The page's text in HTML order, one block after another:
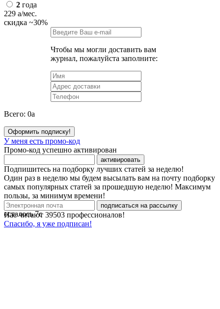
2 года
229 a/мес.
скидка ~30%
Чтобы мы могли доставить вам
журнал, пожалуйста заполните:
Всего: 0a
Оформить подписку!
У меня есть промо-код
Промо-код успешно активирован
активировать
Подпишитесь на подборку лучших статей за неделю!
Один раз в неделю мы будем высылать вам на почту подборку
самых популярных статей за прошедшую неделю! Максимум
пользы, за минимум времени!
подписаться на рассылку
Нас читают 39503 профессионалов!
Спасибо, я уже подписан!
осталось7с